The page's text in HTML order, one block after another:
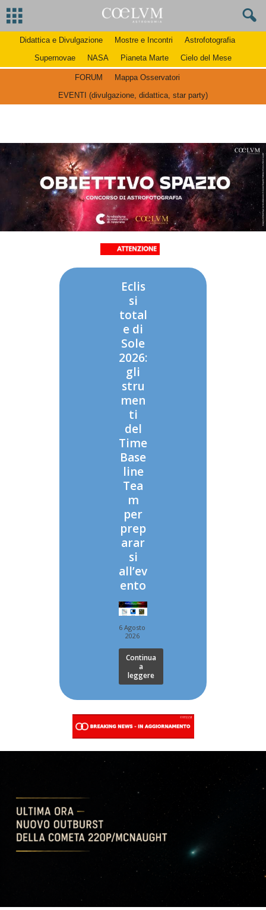
Didattica e Divulgazione Mostre e Incontri
Astrofotografia
Supernovae
NASA Pianeta Marte Cielo del Mese
FORUM
Mappa Osservatori
EVENTI (divulgazione, didattica, star party)
Eclis
si
total
e di
Sole
2026:
gli
stru
men
ti
del
Time
Base
line
Tea
m
per
prep
arar
si
all’ev
ento
6 Agosto
2026
Continua
a
leggere